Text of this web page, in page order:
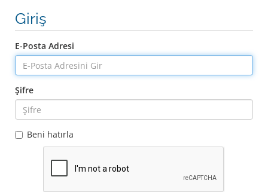
Giriş
E-Posta Adresi
Şifre
Beni hatırla